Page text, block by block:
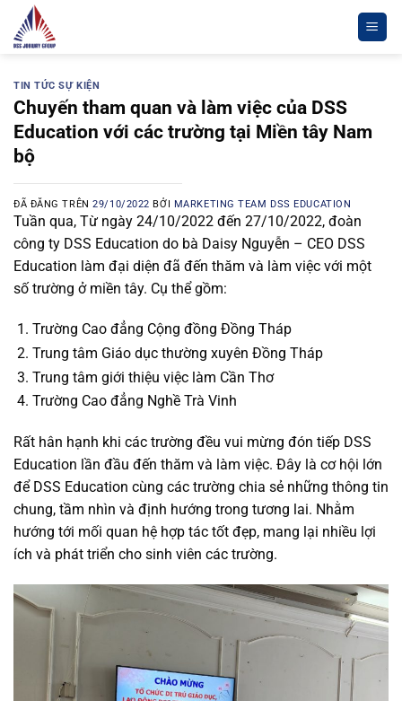
Chuyển
đến
dungTIN TỨC SỰ KIỆN
Chuyến tham quan và làm việc của DSS
Education với các trường tại Miền tây Nam
bộ
ĐÃ ĐĂNG TRÊN29/10/2022 BỞI MARKETING TEAM DSS EDUCATION
Tuần qua, Từ ngày 24/10/2022 đến 27/10/2022, đoàn
công ty DSS Education do bà Daisy Nguyễn – CEO DSS
Education làm đại diện đã đến thăm và làm việc với một
số trường ở miền tây. Cụ thể gồm:
Trường Cao đẳng Cộng đồng Đồng Tháp
Trung tâm Giáo dục thường xuyên Đồng Tháp
Trung tâm giới thiệu việc làm Cần Thơ
Trường Cao đẳng Nghề Trà Vinh
Rất hân hạnh khi các trường đều vui mừng đón tiếp DSS
Education lần đầu đến thăm và làm việc. Đây là cơ hội lớn
để DSS Education cùng các trường chia sẻ những thông tin
chung, tầm nhìn và định hướng trong tương lai. Nhằm
hướng tới mối quan hệ hợp tác tốt đẹp, mang lại nhiều lợi
ích và phát triển cho sinh viên các trường.